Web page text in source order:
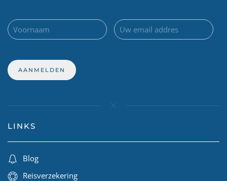
LINKS
Blog
Reisverzekering